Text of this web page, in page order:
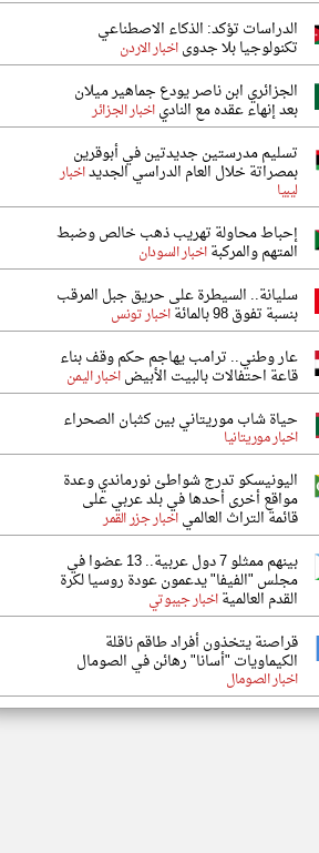
الدراسات تؤكد: الذكاء الاصطناعي
تكنولوجيا بلا جدوىاخبار الاردن
الجزائري ابن ناصر يودع جماهير ميلان
بعد إنهاء عقده مع النادياخبار الجزائر
تسليم مدرستين جديدتين في أبوقرين
بمصراتة خلال العام الدراسي الجديداخبار
ليبيا
إحباط محاولة تهريب ذهب خالص وضبط
المتهم والمركبةاخبار السودان
سليانة.. السيطرة على حريق جبل المرقب
بنسبة تفوق 98 بالمائة اخبار تونس
عار وطني.. ترامب يهاجم حكم وقف بناء
قاعة احتفالات بالبيت الأبيضاخبار اليمن
حياة شاب موريتاني بين كثبان الصحراء
اخبار موريتانيا
اليونيسكو تدرج شواطئ نورماندي وعدة
مواقع أخرى أحدها في بلد عربي على
قائمة التراث العالمياخبار جزر القمر
بينهم ممثلو 7 دول عربية.. 13 عضوا في
مجلس "الفيفا" يدعمون عودة روسيا لكرة
القدم العالميةاخبار جيبوتي
قراصنة يتخذون أفراد طاقم ناقلة
الكيماويات "أسانا" رهائن في الصومال
اخبار الصومال